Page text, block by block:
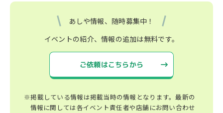
あしや情報、随時募集中！
イベントの紹介、情報の追加は無料です。
ご依頼はこちらから
※掲載している情報は掲載当時の情報となります。最新の
情報に関しては各イベント責任者や店舗にお問い合わせ